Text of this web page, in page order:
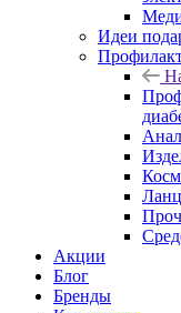
Идеи
Акции
Блог
Бренды